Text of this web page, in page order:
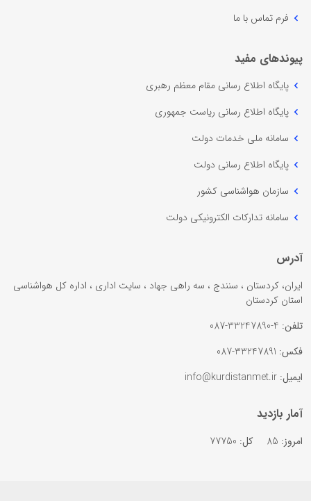
فرم تماس با ما
پیوندهای مفید
پایگاه اطلاع رسانی مقام معظم رهبری
پایگاه اطلاع رسانی ریاست جمهوری
سامانه ملی خدمات دولت
پایگاه اطلاع رسانی دولت
سازمان هواشناسی کشور
سامانه تدارکات الکترونیکی دولت
آدرس
ایران، کردستان ، سنندج ، سه راهی جهاد ، سایت اداری ، اداره کل هواشناسی
استان کردستان
تلفن:
فکس:
ایمیل:
آمار بازدید
امروز: کل: